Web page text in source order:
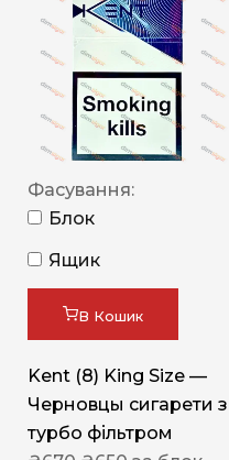
Фасування:
Блок
Ящик
В Кошик
Kent (8) King Size —
Черновцы сигарети з
турбо фільтром